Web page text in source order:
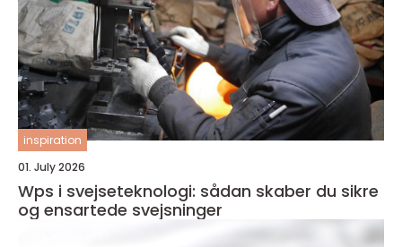
inspiration
01. July 2026
Wps i svejseteknologi: sådan skaber du sikre
og ensartede svejsninger